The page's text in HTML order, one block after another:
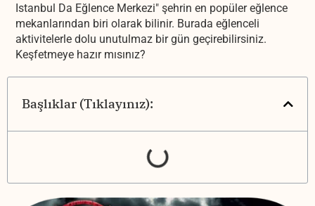
Istanbul Da Eğlence Merkezi" şehrin en popüler eğlence
mekanlarından biri olarak bilinir. Burada eğlenceli
aktivitelerle dolu unutulmaz bir gün geçirebilirsiniz.
Keşfetmeye hazır mısınız?
Başlıklar (Tıklayınız):